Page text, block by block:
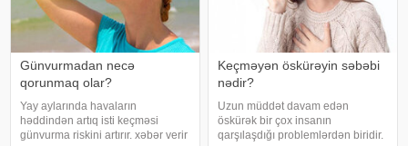
Günvurmadan necə
qorunmaq olar?
Yay aylarında havaların
həddindən artıq isti keçməsi
günvurma riskini artırır. xəbər verir
Keçməyən öskürəyin səbəbi
nədir?
Uzun müddət davam edən
öskürək bir çox insanın
qarşılaşdığı problemlərdən biridir.